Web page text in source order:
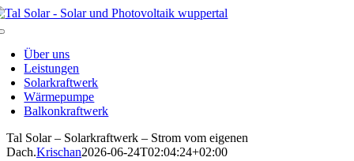
Zum
Über uns
Leistungen
Solarkraftwerk
Wärmepumpe
Balkonkraftwerk
Tal Solar – Solarkraftwerk – Strom vom eigenen
Dach.Krischan2026-06-24T02:04:24+02:00